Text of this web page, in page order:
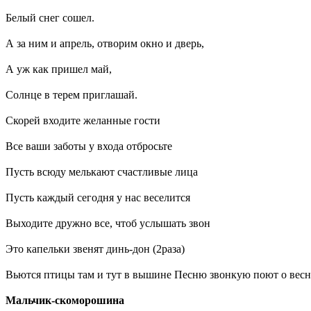
Белый снег сошел.
А за ним и апрель, отворим окно и дверь,
А уж как пришел май,
Солнце в терем приглашай.
Скорей входите желанные гости
Все ваши заботы у входа отбросьте
Пусть всюду мелькают счастливые лица
Пусть каждый сегодня у нас веселится
Выходите дружно все, чтоб услышать звон
Это капельки звенят динь-дон (2раза)
Вьются птицы там и тут в вышине Песню звонкую поют о
Мальчик-скоморошина